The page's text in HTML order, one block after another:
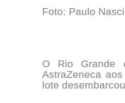
Foto: Paulo
O Rio Grande
AstraZeneca
lote